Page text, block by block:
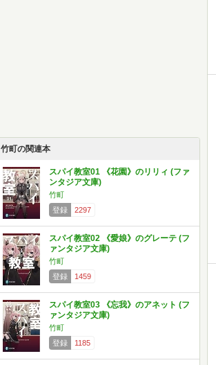
竹町の関連本
スパイ教室01 《花園》のリリィ (ファ
ンタジア文庫)
竹町
登録
2297
スパイ教室02 《愛娘》のグレーテ (フ
ァンタジア文庫)
竹町
登録
1459
スパイ教室03 《忘我》のアネット (フ
ァンタジア文庫)
竹町
登録
1185